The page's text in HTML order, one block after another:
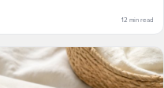
12 min read